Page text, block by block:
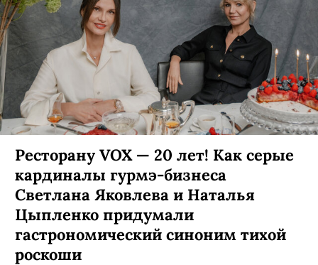
Ресторану VOX — 20 лет! Как серые
кардиналы гурмэ-бизнеса
Светлана Яковлева и Наталья
Цыпленко придумали
гастрономический синоним тихой
роскоши